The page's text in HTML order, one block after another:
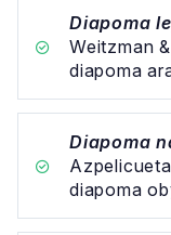
Diapoma
Weitzman
diapoma
Diapoma
diapoma